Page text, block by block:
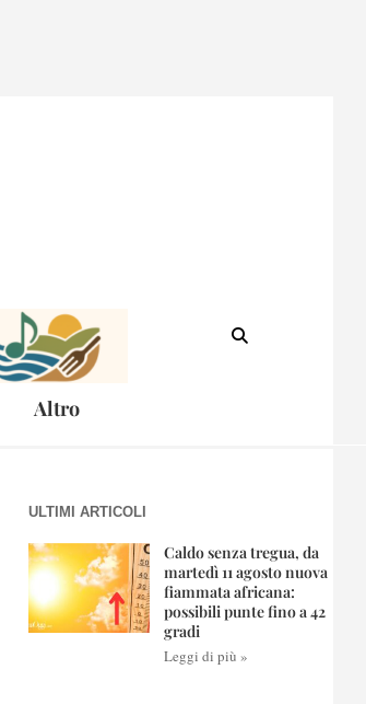
Altro
ULTIMI ARTICOLI
Caldo senza tregua, da
martedì 11 agosto nuova
fiammata africana:
possibili punte fino a 42
gradi
Leggi di più »